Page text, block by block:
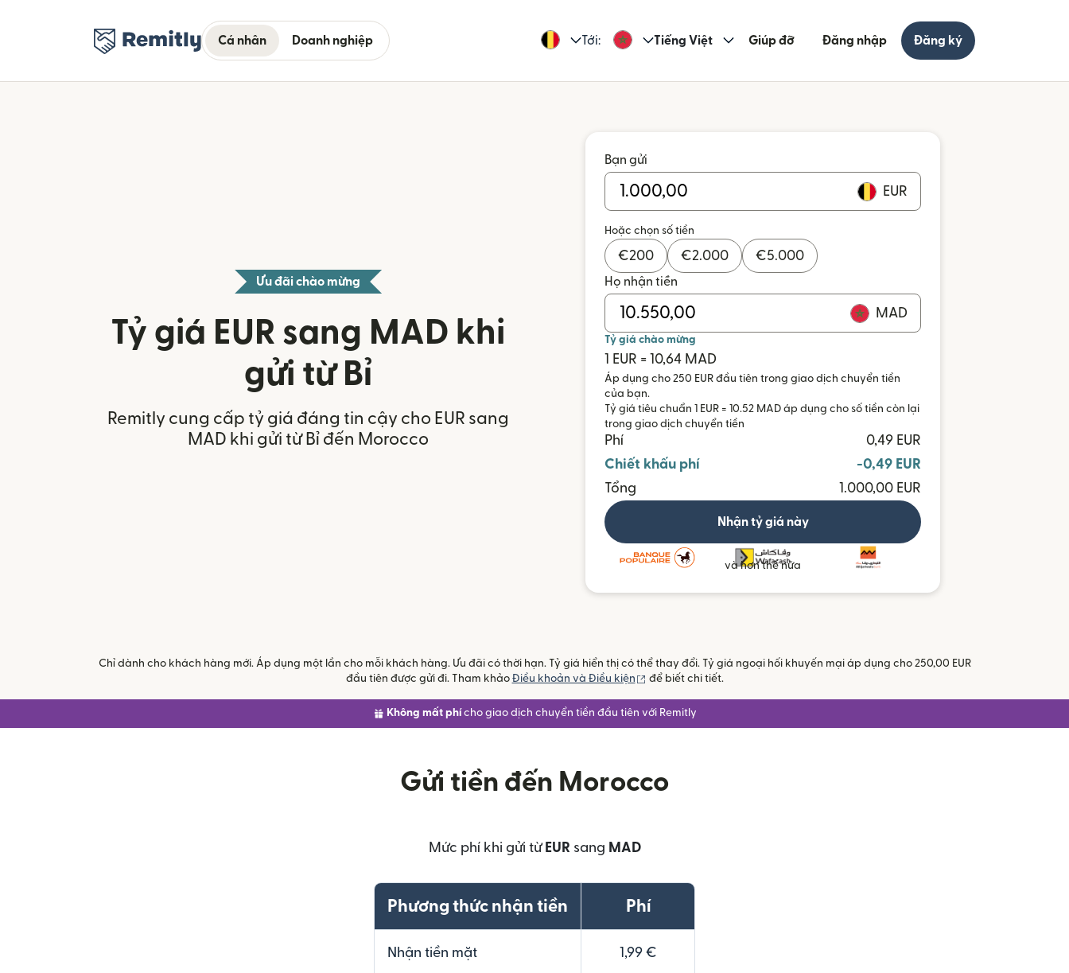
Cá nhân Doanh nghiệp Tới: Tiếng Việt Giúp đỡ Đăng nhập Đăng ký
Ưu đãi chào mừng
Tỷ giá EUR sang MAD khi
gửi từ Bỉ
Remitly cung cấp tỷ giá đáng tin cậy cho EUR sang
MAD khi gửi từ Bỉ đến Morocco
Bạn gửi
EUR
Hoặc chọn số tiền
€200 €2.000 €5.000
Họ nhận tiền
MAD
Tỷ giá chào mừng
1 EUR = 10,64 MAD
Áp dụng cho 250 EUR đầu tiên trong giao dịch chuyển tiền
của bạn.
Tỷ giá tiêu chuẩn 1 EUR = 10.52 MAD áp dụng cho số tiền còn lại
trong giao dịch chuyển tiền
Phí
0,49 EUR
Chiết khấu phí
-0,49 EUR
Tổng
1.000,00 EUR
Nhận tỷ giá này
và hơn thế nữa
Chỉ dành cho khách hàng mới. Áp dụng một lần cho mỗi khách hàng. Ưu đãi có thời hạn. Tỷ giá hiển thị có thể thay đổi. Tỷ giá ngoại hối khuyến mại áp dụng cho 250,00 EUR
đầu tiên được gửi đi. Tham khảo Điều khoản và Điều kiện (mở trong cửa sổ mới)
để biết chi tiết.
Không mất phícho giao dịch chuyển tiền đầu tiên với Remitly
Gửi tiền đến Morocco
Mức phí khi gửi từ EUR sang MAD
Phương thức nhận tiền Phí
Nhận tiền mặt 1,99 €